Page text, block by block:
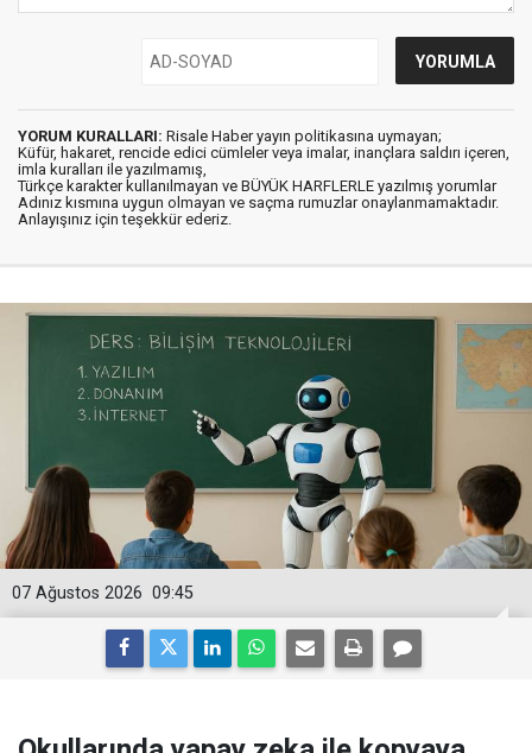
YORUM KURALLARI: Risale Haber yayın politikasına uymayan;
Küfür, hakaret, rencide edici cümleler veya imalar, inançlara saldırı içeren,
imla kuralları ile yazılmamış,
Türkçe karakter kullanılmayan ve BÜYÜK HARFLERLE yazılmış yorumlar
Adınız kısmına uygun olmayan ve saçma rumuzlar onaylanmamaktadır.
Anlayışınız için teşekkür ederiz.
09:45
07 Ağustos 2026